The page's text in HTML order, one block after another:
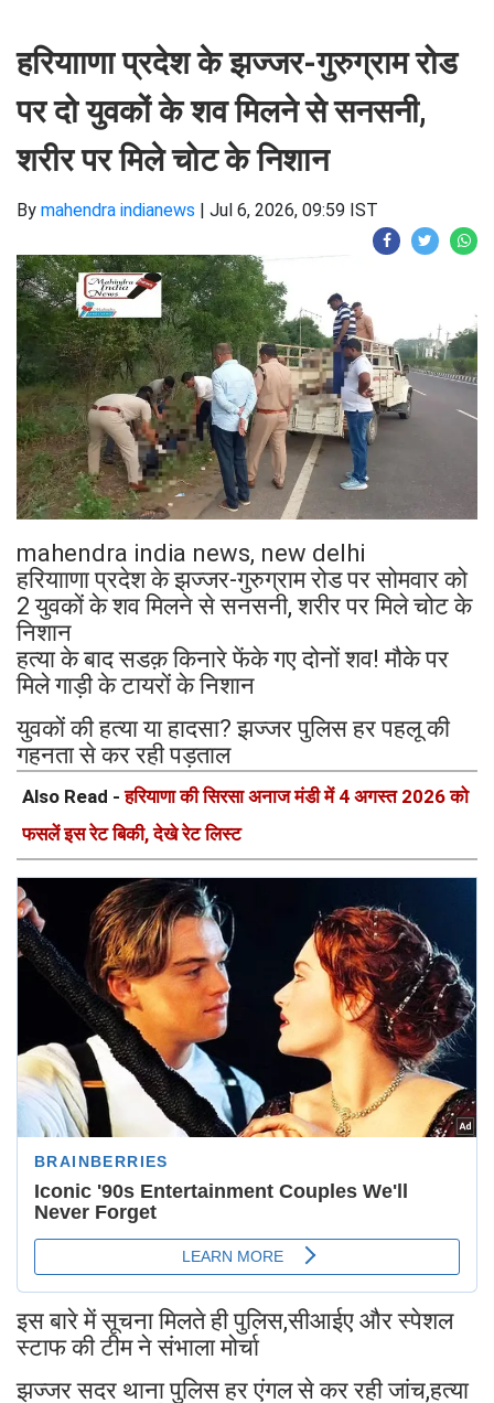
हरियााणा प्रदेश के झज्जर-गुरुग्राम रोड
पर दो युवकों के शव मिलने से सनसनी,
शरीर पर मिले चोट के निशान
By mahendra indianews | Jul 6, 2026, 09:59 IST
mahendra india news, new delhi
हरियााणा प्रदेश के झज्जर-गुरुग्राम रोड पर सोमवार को
2 युवकों के शव मिलने से सनसनी, शरीर पर मिले चोट के
निशान
हत्या के बाद सडक़ किनारे फेंके गए दोनों शव! मौके पर
मिले गाड़ी के टायरों के निशान
युवकों की हत्या या हादसा? झज्जर पुलिस हर पहलू की
गहनता से कर रही पड़ताल
Also Read -हरियाणा की सिरसा अनाज मंडी में 4 अगस्त 2026 को
फसलें इस रेट बिकी, देखे रेट लिस्ट
इस बारे में सूचना मिलते ही पुलिस,सीआईए और स्पेशल
स्टाफ की टीम ने संभाला मोर्चा
झज्जर सदर थाना पुलिस हर एंगल से कर रही जांच,हत्या